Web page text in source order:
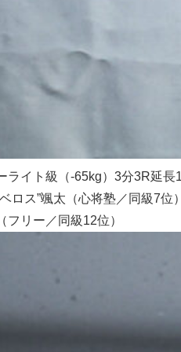
ライト級（-65kg）3分3R延長
ロス”颯太（心将塾／同級7位
フリー／同級12位）